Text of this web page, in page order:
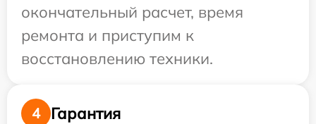
окончательный расчет, время
ремонта и приступим к
восстановлению техники.
4 Гарантия